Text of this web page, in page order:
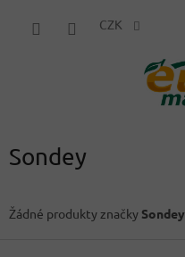
CZK
Sondey
Žádné produkty značky Sondey